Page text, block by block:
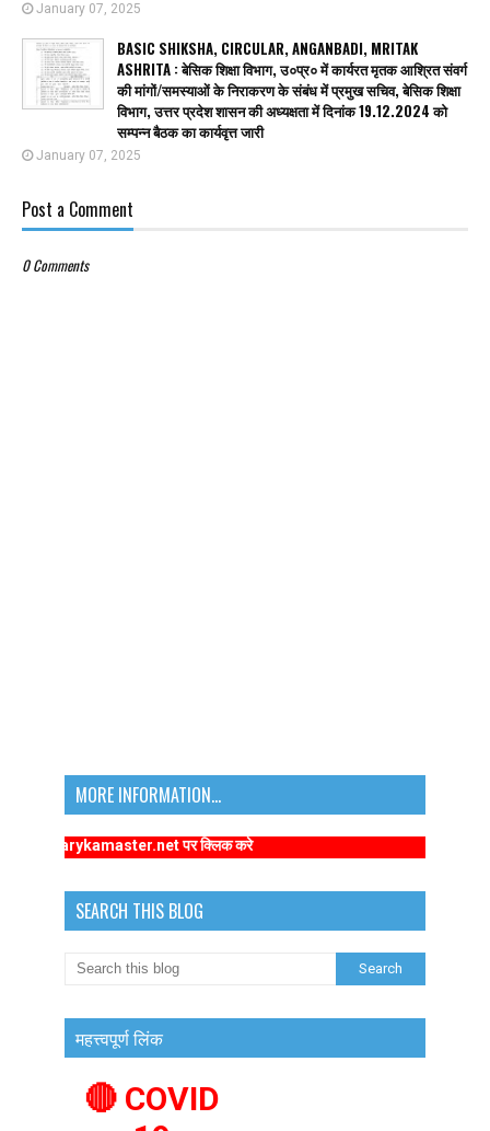
January 07, 2025
BASIC SHIKSHA, CIRCULAR, ANGANBADI, MRITAK
ASHRITA : बेसिक शिक्षा विभाग, उ०प्र० में कार्यरत मृतक आश्रित संवर्ग
की मांगों/समस्याओं के निराकरण के संबंध में प्रमुख सचिव, बेसिक शिक्षा
विभाग, उत्तर प्रदेश शासन की अध्यक्षता में दिनांक 19.12.2024 को
सम्पन्न बैठक का कार्यवृत्त जारी
January 07, 2025
Post a Comment
0 Comments
MORE INFORMATION...
पर क्लिक करे
SEARCH THIS BLOG
महत्त्वपूर्ण लिंक
🔴 COVID